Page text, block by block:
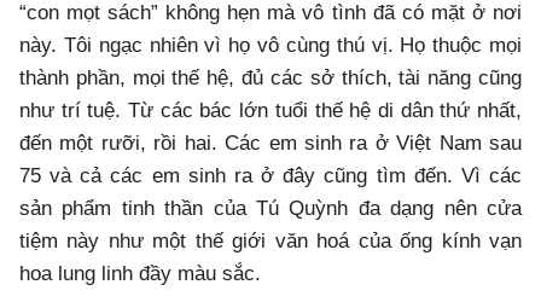
“con mọt sách” không hẹn mà vô tình đã có mặt ở nơi
này. Tôi ngạc nhiên vì họ vô cùng thú vị. Họ thuộc mọi
thành phần, mọi thế hệ, đủ các sở thích, tài năng cũng
như trí tuệ. Từ các bác lớn tuổi thế hệ di dân thứ nhất,
đến một rưỡi, rồi hai. Các em sinh ra ở Việt Nam sau
75 và cả các em sinh ra ở đây cũng tìm đến. Vì các
sản phẩm tinh thần của Tú Quỳnh đa dạng nên cửa
tiệm này như một thế giới văn hoá của ống kính vạn
hoa lung linh đầy màu sắc.